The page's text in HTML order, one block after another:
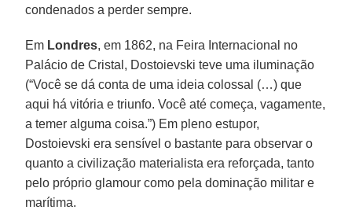
condenados a perder sempre.
Em Londres, em 1862, na Feira Internacional no
Palácio de Cristal, Dostoievski teve uma iluminação
(“Você se dá conta de uma ideia colossal (…) que
aqui há vitória e triunfo. Você até começa, vagamente,
a temer alguma coisa.”) Em pleno estupor,
Dostoievski era sensível o bastante para observar o
quanto a civilização materialista era reforçada, tanto
pelo próprio glamour como pela dominação militar e
marítima.